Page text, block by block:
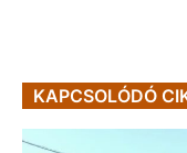
KAPCSOLÓDÓ